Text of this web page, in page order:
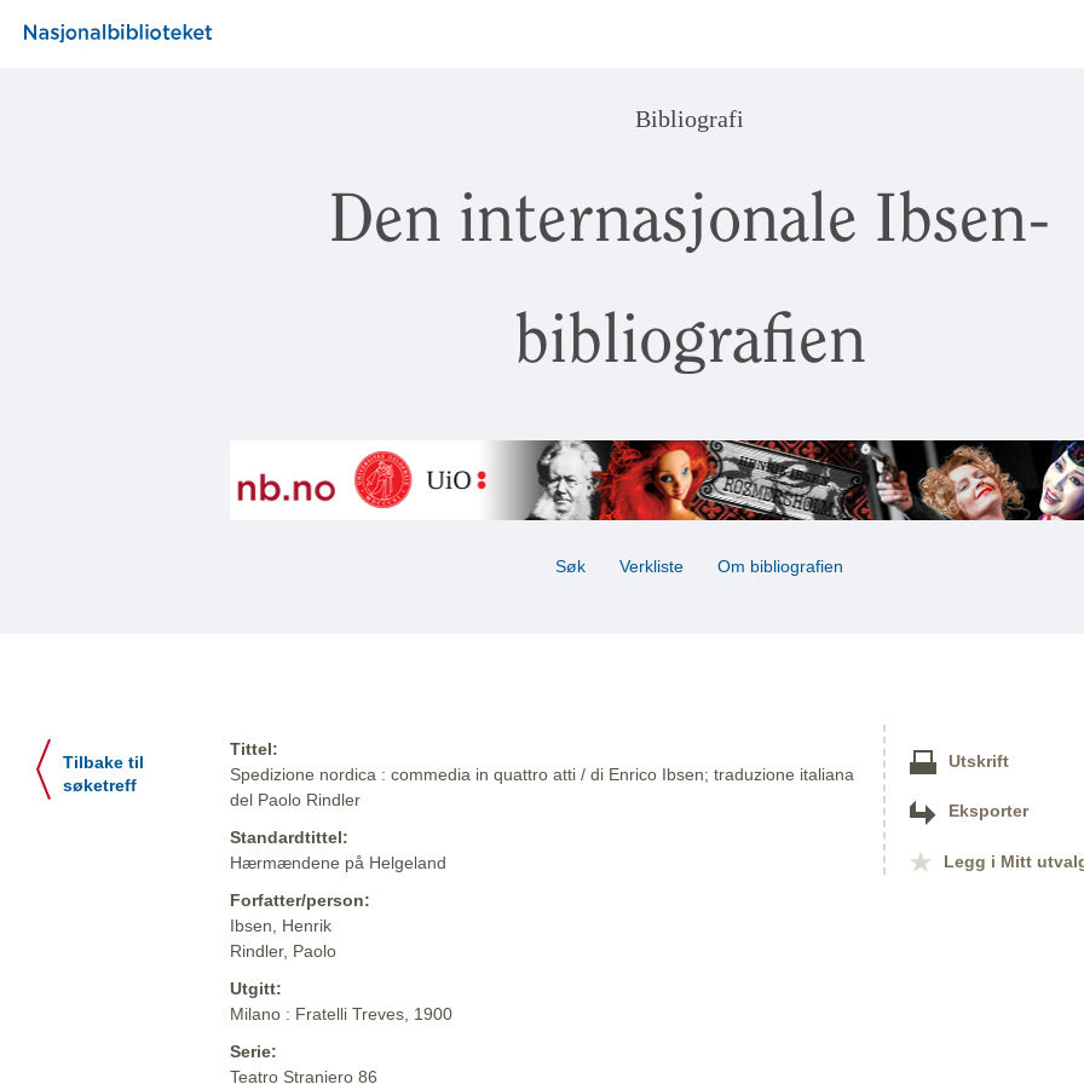
Bibliografi
Den internasjonale Ibsen-
bibliografien
Søk Verkliste Om bibliografien
Tilbake til
søketreff
Tittel:
Spedizione nordica : commedia in quattro atti / di Enrico Ibsen; traduzione italiana
del Paolo Rindler
Standardtittel:
Hærmændene på Helgeland
Forfatter/person:
Ibsen, Henrik
Rindler, Paolo
Utgitt:
Milano : Fratelli Treves, 1900
Serie:
Teatro Straniero 86
Utskrift
Eksporter
Legg i Mitt